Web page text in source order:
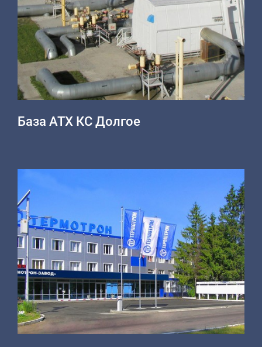
База АТХ КС Долгое